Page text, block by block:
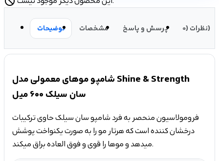
توضیحات مشخصات پرسش و پاسخ نظرات (0)
شامپو موهای معمولی مدل Shine & Strength
سان سیلک 600 میل
فرومولاسیون منحصر به فرد شامپو سان سیلک حاوی ترکیبات
درخشان کننده است که هرتار مو را به صورت یکنواخت پوشش
میدهد و موها را قوی و فوق العاده براق میکند.